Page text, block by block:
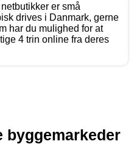
er små
drives i Danmark, gerne
har du mulighed for at
4 trin online fra deres
byggemarkeder